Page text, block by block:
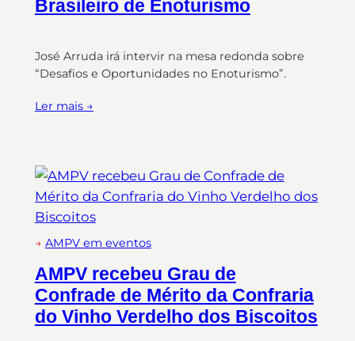
Brasileiro de Enoturismo
José Arruda irá intervir na mesa redonda sobre
“Desafios e Oportunidades no Enoturismo”.
Ler mais →
→ AMPV em eventos
AMPV recebeu Grau de
Confrade de Mérito da Confraria
do Vinho Verdelho dos Biscoitos